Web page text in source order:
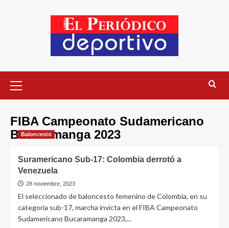
FIBA Campeonato Sudamericano
Bucaramanga 2023
Baloncesto
Suramericano Sub-17: Colombia derrotó a
Venezuela
28 noviembre, 2023
El seleccionado de baloncesto femenino de Colombia, en su
categoría sub-17, marcha invicta en el FIBA Campeonato
Sudamericano Bucaramanga 2023,...